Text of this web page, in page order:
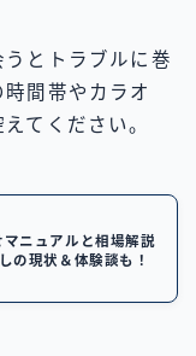
とトラブルに巻
間帯やカラオ
てください。
ニュアルと相場解説
の現状＆体験談も！